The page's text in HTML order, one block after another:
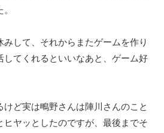
して、それからまたゲームを作り
してくれるといいなあと、ゲーム好
ど実は鴫野さんは陣川さんのこと
ヒヤッとしたのですが、最後までそ